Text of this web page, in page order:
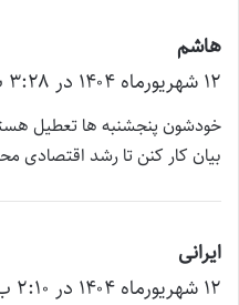
هاشم
ف
ت
:
۱۲ شهریور‌ماه ۱۴۰۴ در ۳:۲۸ ب.ظ
خودشون پنجشنبه ها تعطیل
بیان کار کنن تا رشد اقتصادی
ایرانی
ف
۱۲ شهریور‌ماه ۱۴۰۴ در ۲:۱۰ ب.ظ